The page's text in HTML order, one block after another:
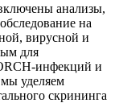
анализы,
на
вирусной и
для
инфекций и
уделяем
скрининга